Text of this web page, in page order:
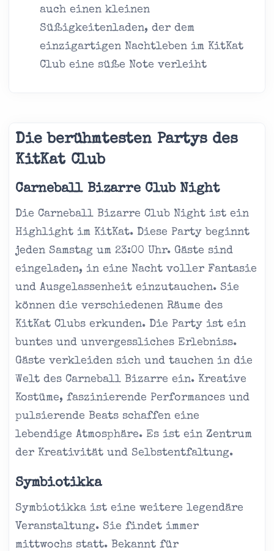
auch einen kleinen
Süßigkeitenladen, der dem
einzigartigen Nachtleben im KitKat
Club eine süße Note verleiht
Die berühmtesten Partys des
KitKat Club
Carneball Bizarre Club Night
Die Carneball Bizarre Club Night ist ein
Highlight im KitKat. Diese Party beginnt
jeden Samstag um 23:00 Uhr. Gäste sind
eingeladen, in eine Nacht voller Fantasie
und Ausgelassenheit einzutauchen. Sie
können die verschiedenen Räume des
KitKat Clubs erkunden. Die Party ist ein
buntes und unvergessliches Erlebniss.
Gäste verkleiden sich und tauchen in die
Welt des Carneball Bizarre ein. Kreative
Kostüme, faszinierende Performances und
pulsierende Beats schaffen eine
lebendige Atmosphäre. Es ist ein Zentrum
der Kreativität und Selbstentfaltung.
Symbiotikka
Symbiotikka ist eine weitere legendäre
Veranstaltung. Sie findet immer
mittwochs statt. Bekannt für